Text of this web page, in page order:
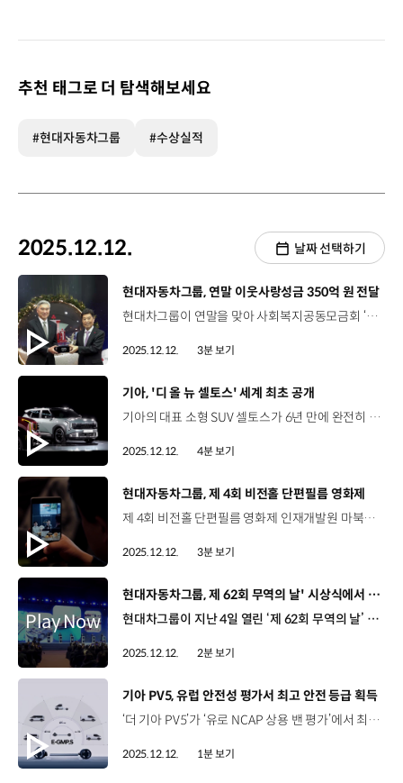
추천 태그로 더 탐색해보세요
#현대자동차그룹 #수상실적
2025.12.12. 날짜 선택하기
[동영상]
현대자동차그룹, 연말 이웃사랑성금 350억 원 전달
현대차그룹이 연말을 맞아 사회복지공동모금회 ‘희망나눔 캠페인’에 이웃사랑 성금 350억 원을 전달했습니다. 지난 9일, 현대차그룹은 사회복지공동모금회 사랑의열매 회관에서 ‘희망 2026 나눔캠페인’ 성금 전달식을 가졌는데요. ‘희망나눔 캠페인’은 매년 12월 1일부터 이듬해 1월 31일까지 진행되는 기부 캠페인으로, 현대차그룹은 지난 2003년부터 올해까지 23년간, 누적 4,640억 원을 기탁했습니다. 성 김 사장 / 현대차·기아 전략기획담당 (현장싱크)현대차그룹은 비즈니스 성공을 넘어 나눔을 통해 이웃을 돕고 다양한 사회 문제를 해결하는 것 역시 기업의 중요한 역할이라고 생각합니다. 기업의 사회적 책임을 지키며 지속 가능한 미래를 향한 올바른 움직임을 계속 이어가겠습니다. 또한 현대차그룹은 성금 전달 외에도, 사회복지공동모금회와 협력해 나눔을 실천하고 있는데요. 유소년 스포츠단 활성화를 위한 ‘기프트카’, 학대 피해아동 지원 및 아동학대 예방을 위한 ‘아이케어’, 글로벌 인재 육성 및 교육 불평등 해소를 위한 ‘H-점프스쿨’ 등 취약계층과 미래 세대 지원을 위한 다양한 사회공헌 사업을 함께 전개하고 있습니다. 김병준 회장 / 사회복지공동모금회기업에 고민도 많은 상황에도 이렇게 큰 금액을 기부해 주셔서 정말 감사하다는 말씀을 드립니다. ‘아이케어’ 사업부터 시작해서 여러 가지 우리 사회 곳곳에 필요한 곳에 지금 그 돈이 쓰여지고 있습니다. 현대차그룹의 기부 정신에 어긋남이 없도록 저희들이 최대한 노력해서 잘 관리하도록 하겠습니다. 현대차그룹은 앞으로도 나눔을 통해 기업의 사회적 책임을 다하고, 사람과 사회를 이롭게 하는 데 앞장설 예정입니다.
2025.12.12. 3분 보기
[동영상]
기아, '디 올 뉴 셀토스' 세계 최초 공개
기아의 대표 소형 SUV 셀토스가 6년 만에 완전히 달라진 디자인과 상품성으로 돌아왔습니다.기아는 지난 10일, 월드프리미어 영상을 통해 ‘디 올 뉴 셀토스’를 처음으로 공개했습니다. 송호성 사장 / 기아셀토스는 늘 동급 최고의 가치를 제공해 왔습니다. 이번 셀토스 역시 더 과감하고 새로운 디자인, 한층 더 진보한 기술, 높은 정숙성과 안락함 그리고 실용성을 강화한 모델로 다시 태어났습니다. 셀토스는 기아의 대담하고 진보적인 브랜드 아이덴티티가 잘 담긴 차량으로 기아는 이를 통한 글로벌 시장 확대에 큰 기대를 가지고 있습니다. 셀토스의 외장 디자인은 기아 디자인 철학인 ‘오퍼짓 유나이티드’를 바탕으로 정통 SUV 스타일에 미래지향적인 세련미를 더해 독보적 존재감을 완성했는데요. 카림 하비브 부사장 / 기아 글로벌디자인담당셀토스는 전통적인 SUV가 지닌 익숙한 감성과, 기아의 신형 모델들이 보여주는 세련되고 미래지향적인 디자인을 조화롭게 결합했습니다. 뚜렷한 실루엣과 당당한 존재감으로, 셀토스만의 개성 있고 혁신적인 디자인을 완성했습니다. 실내는 넓고 심플한 레이아웃에 고객의 다양한 라이프 스타일을 아우르는 다재다능한 공간으로 연출한 것이 특징입니다. 특히 ‘디 올 뉴 셀토스’는 우수한 연비를 갖춘 1.6 하이브리드 엔진을 새롭게 추가해 총 2개의 파워트레인으로 운영되는데요. 1.6 하이브리드 모델에는 실내 V2L을 적용하고, 스마트 회생 제동 시스템 3.0을 탑재해 효율성을 향상시켰습니다. 1.6 터보 가솔린 모델은 최고 출력 193마력, 최대 토크 27.0kgf∙m의 우수한 주행 성능을 갖췄으며, 4WD 모델에는 터레인 모드가 장착돼 다양한 노면 환경에서도 안정적이고 효율적인 주행이 가능합니다. 이 밖에도 기아는 셀토스에 스티어링 휠 그립 감지, 전방 충돌방지 보조, AI 어시스턴트 등 차급을 뛰어넘는 첨단 안전 사양과 주행 보조, 편의 기능을 대거 탑재해차별화된 차량 이용 경험을 제공합니다. 한편, 지난 9일에는 국내외 미디어를 대상으로 온라인 미디어 콘퍼런스를 진행했는데요. 디 올 뉴 셀토스를 사전 공개하고, 라이브 채팅을 활용한 QA 세션도 마련했습니다. 류창승 전무 / 기아 고객경험본부전기차를 사고 싶긴 하지만 여러 가지 이유 때문에 사지 못하시는 분들을 위해서 새로 나온 셀토스는 가교 역할을 할 것으로 보여집니다. 친환경 하이브리드가 포함된 것도 그런 영향이고 EV에 적용됐던 여러 가지 첨단 사양들이 수평 전개되었습니다. ‘디 올 뉴 셀토스’는 내년 1분기 국내 판매를 시작으로 북미, 유럽 등 글로벌 시장에 순차 출시될 예정인데요. 기아는 ‘디 올 뉴 셀토스’를 통해 경쟁이 치열한 글로벌 소형 SUV 시장에서 입지를 다져나갈 계획입니다.
2025.12.12. 4분 보기
[동영상]
현대자동차그룹, 제 4회 비전홀 단편필름 영화제
제 4회 비전홀 단편필름 영화제 인재개발원 마북캠퍼스 2025년 11월 26일 그룹사 임직원을 대상으로 단편필름 공모전 실시 제 4회 공모전의 주제 ‘Who am I? 나는 ( )이다.’ 빠르게 변화하는 시대 속에서 내가 정의하는 나의 정체성에 대한 이야기 김 견 부사장 / HMG경영연구원장오늘 이 자리에 모인 모든 분들께 이 단편필름 영화제가 작은 쉼표 같은 것이 되었으면 좋겠습니다. 우리 현대차그룹은 바로 그런 사람들과 함께 더불어서 새로운 내일과 미래를 만들어 나갈 것입니다. 영상·스토리·쇼츠 부문 총 227편의 작품 중, 최종 선정된 12편 시상과 상영 김승섭 책임 / 현대오토에버 안전경영팀 / 스토리 부문 수상‘나는 기적이다’가 제 주제인데, 저한테도 스스로를 돌아볼 수 있는 시간이 됐고 제가 쓴 스토리가 영상화되는 게 굉장히 감동적이더라고요. 안병화 서비스엔지니어 / 현대차 포항하이테크센터 / 스토리 부문 수상제 스토리는 제가 현장에서 일하고 있는 것을 탐정으로 빗댄 거고요. 저희 정비 직군도 보이지 않는 곳에서 열심히 일하고 있으니까 많은 응원 부탁드립니다. 인재원 육성 철학 자기다움·다양성·포용성에 대한 고민이 담긴 작품들 창작의 여정을 조명하는 ‘공모전 당선자와 함께하는 GV’ 진행 김재영 전무 / 현대건설 기술연구원영화제를 보면서 현대차그룹 구성원들이 무슨 생각을 하고 어떻게 살아가는지를 이해하는 데 좋은 시간을 가졌습니다. 조윤덕 전무 / 현대모비스 경영지원담당여러 가지 일상 속에 퍼져 있는 우리 동료들 이야기들을 들으면서 따뜻하고 편안한, 내가 스스로 치유되는 감정을 느꼈습니다. 이어진, 명사 특강 봉태규 배우의 ‘나는 여럿인 나다’ ‘나’라는 존재의 이해부터 관계 형성까지 ‘사람 중심’ 철학과 연결되는 메시지 전달 “스토리가 가진 큰 울림, 사람 중심의 헤리티지 만들기는 계속됩니다.”
2025.12.12. 3분 보기
[동영상]
현대자동차그룹, 제 62회 무역의 날' 시상식에서 8관왕 쾌거
현대차그룹이 지난 4일 열린 ‘제 62회 무역의 날’ 기념식에서 유공자 부문과 수출탑 부문에서 수상하며 대한민국 수출을 이끌어온 공로를 인정받았습니다. ‘무역의 날’ 시상식은 한국무역협회와 산업통상부 주관으로 우리 무역의 저력을 되새기고 그 중심에서 헌신한 무역인들을 격려하기 위해 마련됐는데요. 무역진흥 유공자 포상 부문에서 현대차 정준철 부사장이 스마트 제조혁신 등 공급망 안정과 신공장 준공 등을 통해 대미 통상 협상력을 높인 공로를 인정받아 금탑산업훈장을 받았고, 현대로템 이정엽 부사장은 동탑산업훈장에 이름을 올렸습니다. 정준철 부사장 / 현대차·기아 제조부문현대차가 대한민국 수출 경쟁력에 큰 기여를 했기 때문에 제가 대표해서 수상한 것으로 생각을 합니다. 앞으로도 대한민국 무역 발전을 위해서 혁신 제조 기술과 협력사들의 도움을 바탕으로 더 기여할 수 있도록 노력하겠습니다. 아울러, 지난해 7월부터 올해 6월까지, 1년간 수출실적을 기준으로 선정하는 ‘수출의 탑’ 시상에서는 현대글로비스가 글로벌 공급망을 기반으로 반조립 부품을 수출하며 ‘60억 불 탑’을 거머쥐었고, 현대로템은 방산과 철도 분야를 기반으로 56개국에 진출하며 ‘20억 불 탑’을 수상했습니다. 이규복 사장 / 현대글로비스 대표이사여러 가지 어려운 무역 여건에서도 고객 여러분들의 변함없는 신뢰와 현대글로비스 임직원 여러분들의 열정과 노력 덕분에 수상하게 되어서 매우 감사드리고 있습니다. 앞으로도 현대글로비스는 글로벌 공급망에서의 전문성과 효율성 제고를 통하여 완성차의 해외 시장 개척에 기여해 나가도록 하겠습니다. 현대차그룹은 쉽지 않은 통상 환경 속에서도 수출 경쟁력을 지속적으로 높여 국내 경제 활성화에 기여하고, 글로벌 시장에서의 입지를 공고히 할 계획입니다.
2025.12.12. 2분 보기
[동영상]
기아 PV5, 유럽 안전성 평가서 최고 안전 등급 획득
‘더 기아 PV5’가 ‘유로 NCAP 상용 밴 평가’에서 최고 등급인 ‘별 다섯’을 획득하며 글로벌 최고 수준의 안전성을 입증했습니다. 유로 NCAP 경상용 차량 테스트는 유럽에서 판매 중인 유럽에서 판매 중인 경상용차 모델에 대한 안전성 검증 테스트를 실시해오고 있으며, 주행 안전성, 충돌 방지, 충돌 후 보호 시스템 등 총 3개 항목을 종합 평가해 별 1~5 등급을 부여합니다. PV5는 PBV 전용 전동화 플랫폼 ‘E-GMP.S’를 기반으로 전방 다중골격 구조와 차체 하부 초고장력강 및 핫스탬핑 강판을 적용해 안전성을 확보했는데요. 이번 평가에서 ‘별 다섯’을 획득한 PV5 카고 모델은 다양한 첨단 운전자 보조 시스템 탑재로 안전한 주행과 효과적인 충돌 방지를 지원한다는 점에서 높은 평가를 받았습니다.
2025.12.12. 1분 보기